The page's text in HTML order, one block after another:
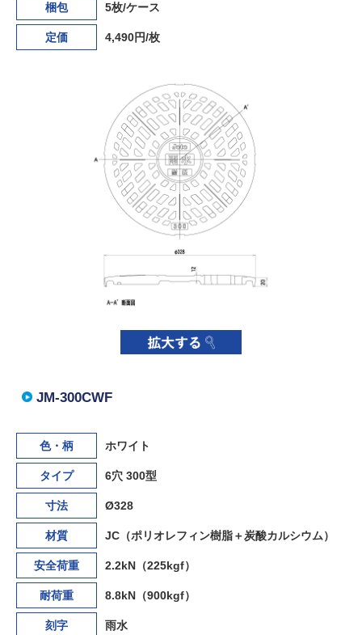
梱包 5枚/ケース
定価 4,490円/枚
JM-300CWF
色・柄 ホワイト
タイプ 6穴 300型
寸法 Ø328
材質 JC（ポリオレフィン樹脂＋炭酸カルシウム）
安全荷重 2.2kN（225kgf）
耐荷重 8.8kN（900kgf）
刻字 雨水